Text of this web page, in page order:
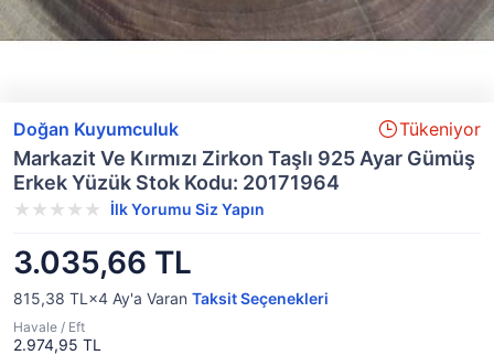
Doğan Kuyumculuk Tükeniyor
Markazit Ve Kırmızı Zirkon Taşlı 925 Ayar Gümüş
Erkek Yüzük Stok Kodu: 20171964
İlk Yorumu Siz Yapın
3.035,66 TL
815,38 TL×4 Ay'a Varan Taksit Seçenekleri
Havale / Eft
2.974,95 TL